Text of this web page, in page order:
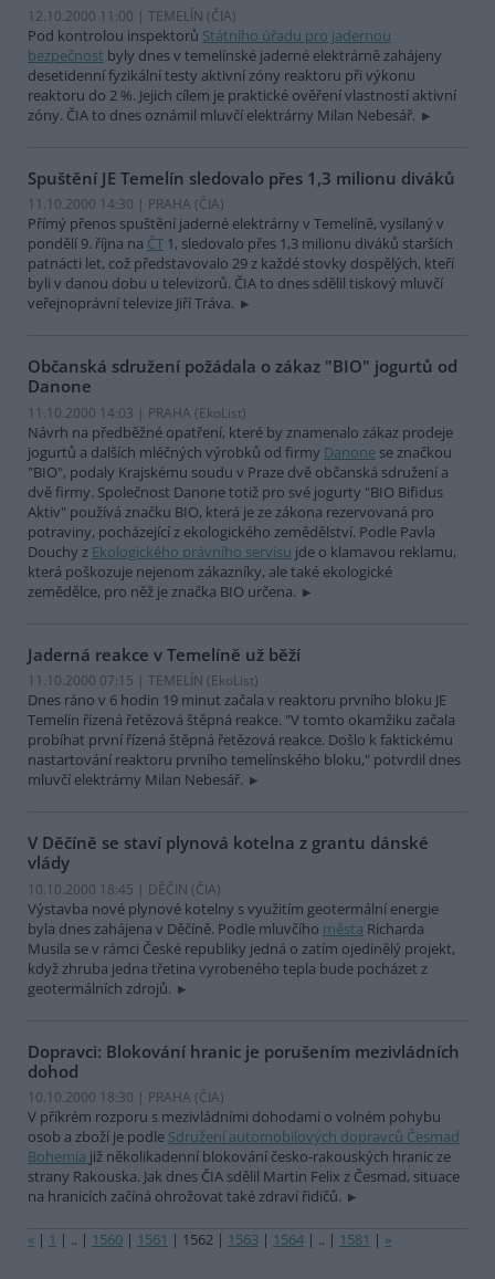
12.10.2000 11:00 | TEMELÍN (ČIA)
Pod kontrolou inspektorů Státního úřadu pro jadernou
bezpečnost byly dnes v temelínské jaderné elektrárně zahájeny
desetidenní fyzikální testy aktivní zóny reaktoru při výkonu
reaktoru do 2 %. Jejich cílem je praktické ověření vlastností aktivní
zóny. ČIA to dnes oznámil mluvčí elektrárny Milan Nebesář.
Spuštění JE Temelín sledovalo přes 1,3 milionu diváků
11.10.2000 14:30 | PRAHA (ČIA)
Přímý přenos spuštění jaderné elektrárny v Temelíně, vysílaný v
pondělí 9. října na ČT 1, sledovalo přes 1,3 milionu diváků starších
patnácti let, což představovalo 29 z každé stovky dospělých, kteří
byli v danou dobu u televizorů. ČIA to dnes sdělil tiskový mluvčí
veřejnoprávní televize Jiří Tráva.
Občanská sdružení požádala o zákaz "BIO" jogurtů od
Danone
11.10.2000 14:03 | PRAHA (EkoList)
Návrh na předběžné opatření, které by znamenalo zákaz prodeje
jogurtů a dalších mléčných výrobků od firmy Danone se značkou
"BIO", podaly Krajskému soudu v Praze dvě občanská sdružení a
dvě firmy. Společnost Danone totiž pro své jogurty "BIO Bifidus
Aktiv" používá značku BIO, která je ze zákona rezervovaná pro
potraviny, pocházející z ekologického zemědělství. Podle Pavla
Douchy z Ekologického právního servisu jde o klamavou reklamu,
která poškozuje nejenom zákazníky, ale také ekologické
zemědělce, pro něž je značka BIO určena.
Jaderná reakce v Temelíně už běží
11.10.2000 07:15 | TEMELÍN (EkoList)
Dnes ráno v 6 hodin 19 minut začala v reaktoru prvního bloku JE
Temelín řízená řetězová štěpná reakce. "V tomto okamžiku začala
probíhat první řízená štěpná řetězová reakce. Došlo k faktickému
nastartování reaktoru prvního temelínského bloku," potvrdil dnes
mluvčí elektrárny Milan Nebesář.
V Děčíně se staví plynová kotelna z grantu dánské
vlády
10.10.2000 18:45 | DĚČIN (ČIA)
Výstavba nové plynové kotelny s využitím geotermální energie
byla dnes zahájena v Děčíně. Podle mluvčího města Richarda
Musila se v rámci České republiky jedná o zatím ojedinělý projekt,
když zhruba jedna třetina vyrobeného tepla bude pocházet z
geotermálních zdrojů.
Dopravci: Blokování hranic je porušením mezivládních
dohod
10.10.2000 18:30 | PRAHA (ČIA)
V příkrém rozporu s mezivládními dohodami o volném pohybu
osob a zboží je podle Sdružení automobilových dopravců Česmad
Bohemia již několikadenní blokování česko-rakouských hranic ze
strany Rakouska. Jak dnes ČIA sdělil Martin Felix z Česmad, situace
na hranicích začíná ohrožovat také zdraví řidičů.
« | 1 | .. | 1560 | 1561 | 1562 | 1563 | 1564 | .. | 1581 | »